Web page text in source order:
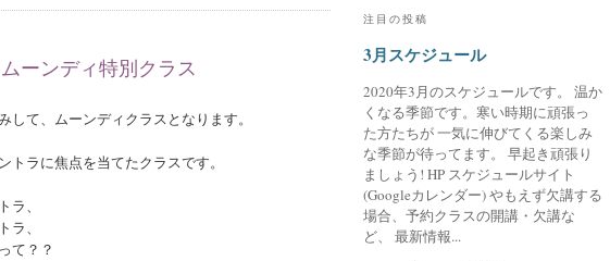
ーンディ特別クラス
して、ムーンディクラスとなります。
トラに焦点を当てたクラスです。
ラ、
ラ、
て？？
注目の投稿
3月スケジュール
2020年3月のスケジュールです。 温か
くなる季節です。寒い時期に頑張っ
た方たちが 一気に伸びてくる楽しみ
な季節が待ってます。 早起き頑張り
ましょう! HP スケジュールサイト
(Googleカレンダー) やもえず欠講する
場合、予約クラスの開講・欠講な
ど、 最新情報...